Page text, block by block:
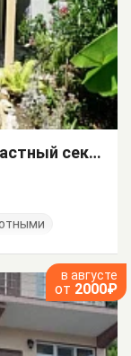
"Гостевые домики У Василия" частный сектор
в августе
от 2000₽